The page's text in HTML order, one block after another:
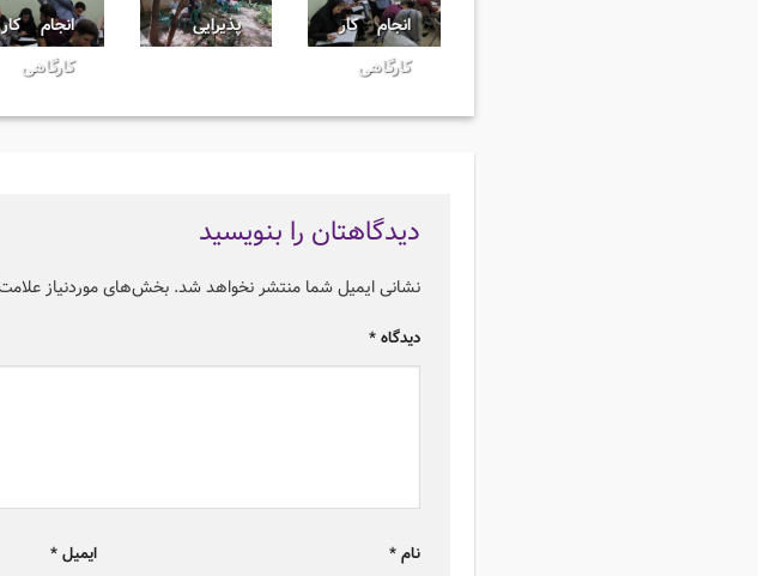
انجام کار
کارگاهی
پذیرایی
انجام کار
کارگاهی
دیدگاهتان را بنویسید
نشانی ایمیل شما منتشر نخواهد شد. بخش‌های موردنیاز
دیدگاه *
نام * ایمیل *